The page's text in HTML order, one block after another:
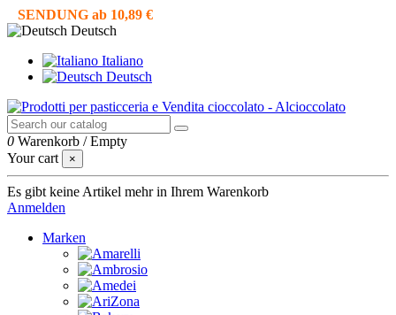
SENDUNG ab 10,89 €
Deutsch
Italiano
Deutsch
0 Warenkorb /Empty
Your cart
×
Es gibt keine Artikel mehr in Ihrem Warenkorb
Anmelden
Marken